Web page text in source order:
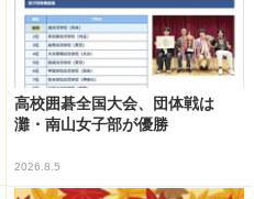
高校囲碁全国大会、団体戦は
灘・南山女子部が優勝
2026.8.5